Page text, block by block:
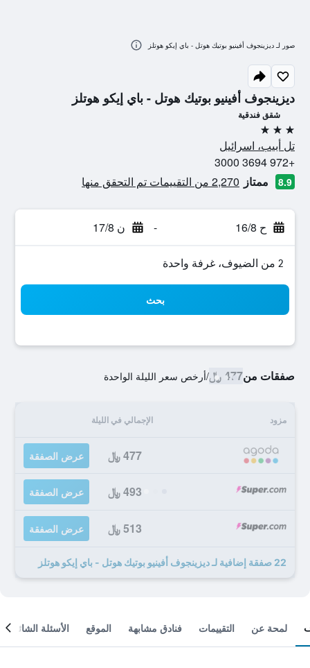
ديزينجوف أفينيو بوتيك هوتل - باي إيكو هوتلز
شقق فندقية
3 نجوم
تل أبيب، اسرائيل
+972 3694 3000
8.9 ممتاز 2,270 من التقييمات تم التحقق منها
ح 16/8 - ن 17/8
2 من الضيوف، غرفة واحدة
بحث
صفقات من477 ﷼ /أرخص سعر الليلة الواحدة
مزود الإجمالي في الليلة
477 ﷼ عرض الصفقة
493 ﷼ عرض الصفقة
513 ﷼ عرض الصفقة
22 صفقة إضافية لـ ديزينجوف أفينيو بوتيك هوتل - باي إيكو هوتلز
صور لـ ديزينجوف أفينيو بوتيك هوتل - باي إيكو هوتلز
لمحة عن التقييمات فنادق مشابهة الموقع الأسئلة الشائعة